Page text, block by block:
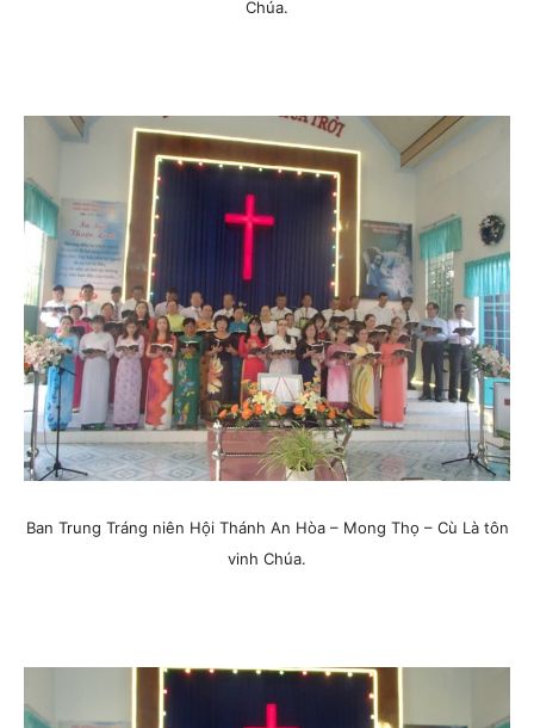
Chúa.
Ban Trung Tráng niên Hội Thánh An Hòa – Mong Thọ – Cù Là tôn
vinh Chúa.